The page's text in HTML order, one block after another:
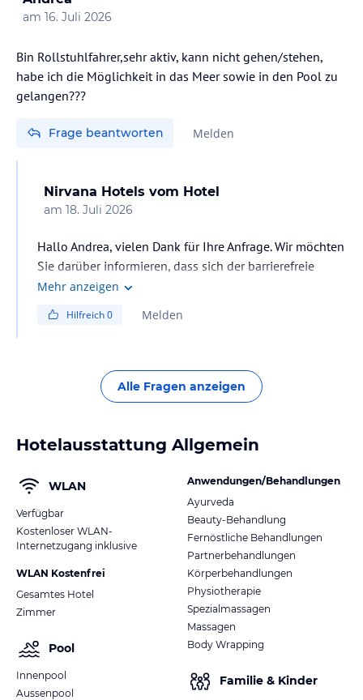
Mit freundlichen Grüßen,
am 16. Juli 2026
Bin Rollstuhlfahrer,sehr aktiv, kann nicht gehen/stehen,
habe ich die Möglichkeit in das Meer sowie in den Pool zu
gelangen???
Frage beantworten Melden
Nirvana Hotels vom Hotel
am 18. Juli 2026
Hallo Andrea, vielen Dank für Ihre Anfrage. Wir möchten
Sie darüber informieren, dass sich der barrierefreie
Poollift in unserem Hotel ausschließlich am Relax-Pool
barrierefreien Zugang zum Meer bzw. keinen Lift für den
jederzeit gerne zur Verfügung. Mit freundlichen Grüße,
Nirvana Hotels CRM Abteilung
Mehr anzeigen
Hilfreich0 Melden
Alle Fragen anzeigen
Hotelausstattung Allgemein
WLAN
Verfügbar
Kostenloser WLAN-
Internetzugang inklusive
WLAN Kostenfrei
Gesamtes Hotel
Zimmer
Pool
Innenpool
Aussenpool
Anwendungen/Behandlungen
Ayurveda
Beauty-Behandlung
Fernöstliche Behandlungen
Partnerbehandlungen
Körperbehandlungen
Physiotherapie
Spezialmassagen
Massagen
Body Wrapping
Familie & Kinder